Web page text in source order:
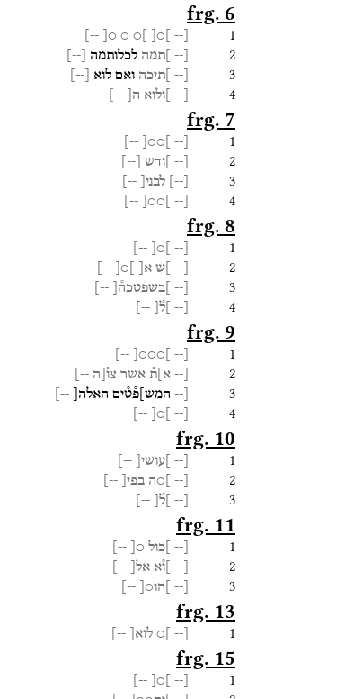
frg. 6
1
[--
]○[
]○
○
○[
--]
2
[-- ]תמה לכלותמה --
3
[-- ]תיכה ואם לוא --
4
[-- ]ולוא ה[ --]
frg. 7
1
[--
]○○[
--]
2
[-- ]ודש --
3
-- לבני[ --]
4
[--
]○○[
--]
frg. 8
1
[--
]○[
--]
2
[-- ]ש א[ ]○[
--]
3
[-- ]בשפטכה֯[ --]
4
[-- ]ל֯[ --]
frg. 9
1
[--
]○○○[
--]
2
[-- א]ת֯ אשר צו֯[ה --]
3
[-- המש]פ֯ט֯ים האלה[ --]
4
[--
]○[
--]
frg. 10
1
[-- ]עושי[ --]
2
[-- ]○ה בפי[ --]
3
[-- ]ל֯[ --]
frg. 11
1
[-- ]כול ○[
--]
2
[-- ]ו֯א אל[ --]
3
[-- ]הו○[ --]
frg. 13
1
[--
]○ לוא[ --]
frg. 15
1
[--
]○[
--]